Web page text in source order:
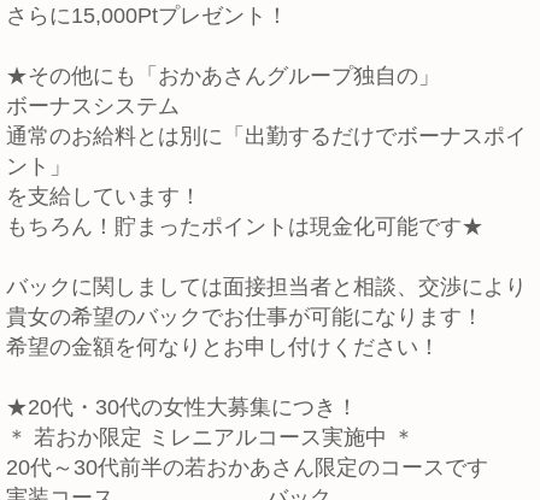
さらに15,000Ptプレゼント！
★その他にも「おかあさんグループ独自の」
ボーナスシステム
通常のお給料とは別に「出勤するだけでボーナスポイ
ント」
を支給しています！
もちろん！貯まったポイントは現金化可能です★
バックに関しましては面接担当者と相談、交渉により
貴女の希望のバックでお仕事が可能になります！
希望の金額を何なりとお申し付けください！
★20代・30代の女性大募集につき！
＊ 若おか限定 ミレニアルコース実施中 ＊
20代～30代前半の若おかあさん限定のコースです